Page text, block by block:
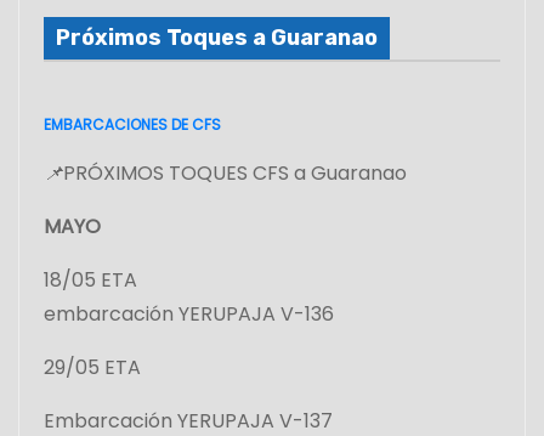
Próximos Toques a Guaranao
EMBARCACIONES DE CFS
📌PRÓXIMOS TOQUES CFS a Guaranao
MAYO
18/05 ETA
embarcación YERUPAJA V-136
29/05 ETA
Embarcación YERUPAJA V-137